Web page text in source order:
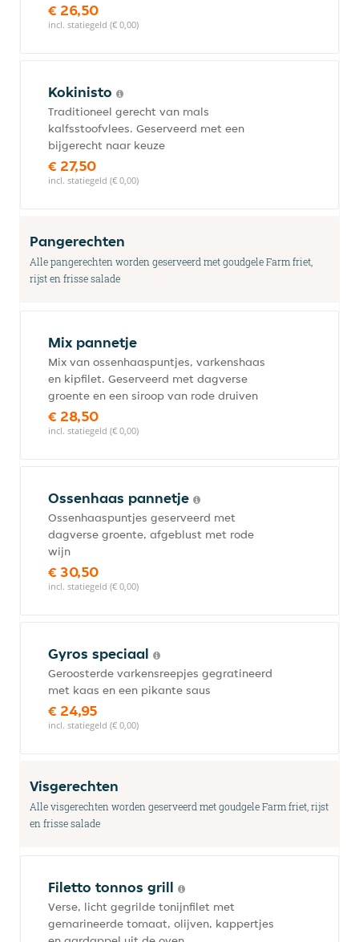
€ 26,50
incl. statiegeld (€ 0,00)
Kokinisto
Traditioneel gerecht van mals
kalfsstoofvlees. Geserveerd met een
bijgerecht naar keuze
€ 27,50
incl. statiegeld (€ 0,00)
Pangerechten
Alle pangerechten worden geserveerd met goudgele Farm friet,
rijst en frisse salade
Mix pannetje
Mix van ossenhaaspuntjes, varkenshaas
en kipfilet. Geserveerd met dagverse
groente en een siroop van rode druiven
€ 28,50
incl. statiegeld (€ 0,00)
Ossenhaas pannetje
Ossenhaaspuntjes geserveerd met
dagverse groente, afgeblust met rode
wijn
€ 30,50
incl. statiegeld (€ 0,00)
Gyros speciaal
Geroosterde varkensreepjes gegratineerd
met kaas en een pikante saus
€ 24,95
incl. statiegeld (€ 0,00)
Visgerechten
Alle visgerechten worden geserveerd met goudgele Farm friet, rijst
en frisse salade
Filetto tonnos grill
Verse, licht gegrilde tonijnfilet met
gemarineerde tomaat, olijven, kappertjes